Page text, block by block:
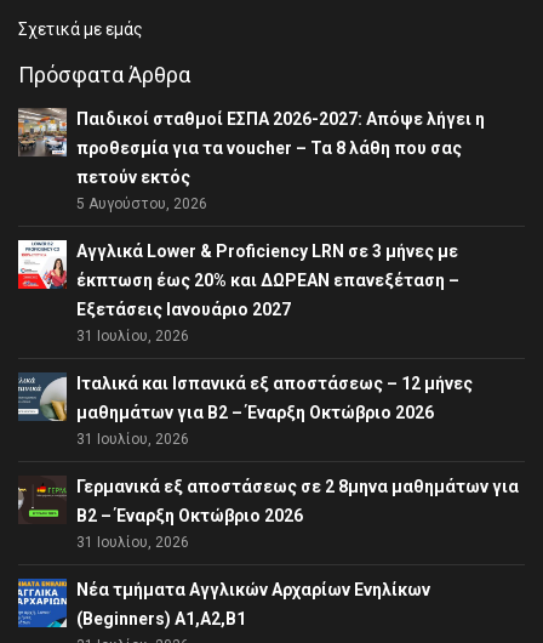
Σχετικά με εμάς
Πρόσφατα Άρθρα
Παιδικοί σταθμοί ΕΣΠΑ 2026-2027: Απόψε λήγει η
προθεσμία για τα voucher – Τα 8 λάθη που σας
πετούν εκτός
5 Αυγούστου, 2026
Αγγλικά Lower & Proficiency LRN σε 3 μήνες με
έκπτωση έως 20% και ΔΩΡΕΑΝ επανεξέταση –
Εξετάσεις Ιανουάριο 2027
31 Ιουλίου, 2026
Ιταλικά και Ισπανικά εξ αποστάσεως – 12 μήνες
μαθημάτων για B2 – Έναρξη Οκτώβριο 2026
31 Ιουλίου, 2026
Γερμανικά εξ αποστάσεως σε 2 8μηνα μαθημάτων για
Β2 – Έναρξη Οκτώβριο 2026
31 Ιουλίου, 2026
Νέα τμήματα Αγγλικών Αρχαρίων Ενηλίκων
(Beginners) A1,A2,B1